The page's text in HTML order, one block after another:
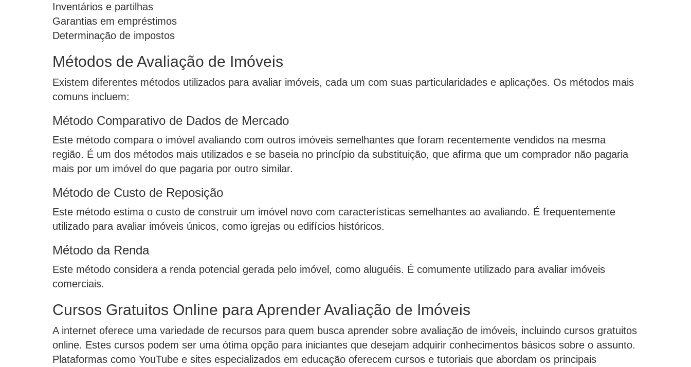
Inventários e partilhas
Garantias em empréstimos
Determinação de impostos
Métodos de Avaliação de Imóveis
Existem diferentes métodos utilizados para avaliar imóveis, cada um com suas particularidades e aplicações. Os métodos mais
comuns incluem:
Método Comparativo de Dados de Mercado
Este método compara o imóvel avaliando com outros imóveis semelhantes que foram recentemente vendidos na mesma
região. É um dos métodos mais utilizados e se baseia no princípio da substituição, que afirma que um comprador não pagaria
mais por um imóvel do que pagaria por outro similar.
Método de Custo de Reposição
Este método estima o custo de construir um imóvel novo com características semelhantes ao avaliando. É frequentemente
utilizado para avaliar imóveis únicos, como igrejas ou edifícios históricos.
Método da Renda
Este método considera a renda potencial gerada pelo imóvel, como aluguéis. É comumente utilizado para avaliar imóveis
comerciais.
Cursos Gratuitos Online para Aprender Avaliação de Imóveis
A internet oferece uma variedade de recursos para quem busca aprender sobre avaliação de imóveis, incluindo cursos gratuitos
online. Estes cursos podem ser uma ótima opção para iniciantes que desejam adquirir conhecimentos básicos sobre o assunto.
Plataformas como YouTube e sites especializados em educação oferecem cursos e tutoriais que abordam os principais